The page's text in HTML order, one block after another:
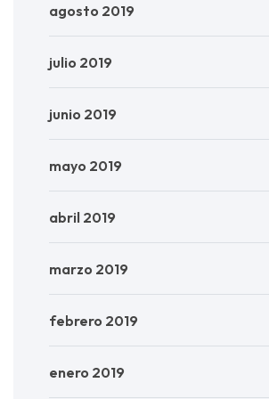
agosto 2019
julio 2019
junio 2019
mayo 2019
abril 2019
marzo 2019
febrero 2019
enero 2019